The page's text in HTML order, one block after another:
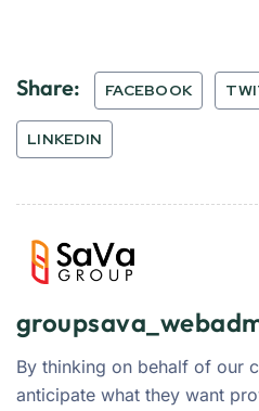
Share: FACEBOOK
LINKEDIN
By thinking on behalf of our
anticipate what they want